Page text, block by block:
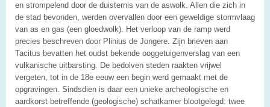
en strompelend door de duisternis van de aswolk. Allen die zich in
de stad bevonden, werden overvallen door een geweldige stormvlaag
van as en gas (een gloedwolk). Het verloop van de ramp werd
precies beschreven door Plinius de Jongere. Zijn brieven aan
Tacitus bevatten het oudst bekende ooggetuigenverslag van een
vulkanische uitbarsting. De bedolven steden raakten vrijwel
vergeten, tot in de 18e eeuw een begin werd gemaakt met de
opgravingen. Sindsdien is daar een unieke archeologische en
aardkorst betreffende (geologische) schatkamer blootgelegd: twee